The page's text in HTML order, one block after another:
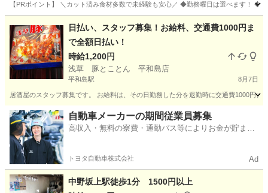
【PRポイント】 ＼カット済み食材多数で未経験も安心／ ◆勤務曜日は選べます！
神楽坂駅 キッチン
日払い、スタッフ募集！お給料、交通費1000円ま
で全額日払い！
時給1,200円
浅草 豚とことん 平和島店
平和島駅 8月7日
居酒屋のスタッフ募集です。 お給料は、その日勤務した分を退勤時に交通費1000円
東京 大田区 平和島駅 居酒屋 スタッフ
自動車メーカーの期間従業員募集
高収入・無料の寮費・通勤バス等によりお金が貯まり
トヨタ自動車株式会社 Ad
中野坂上駅徒歩1分 1500円以上